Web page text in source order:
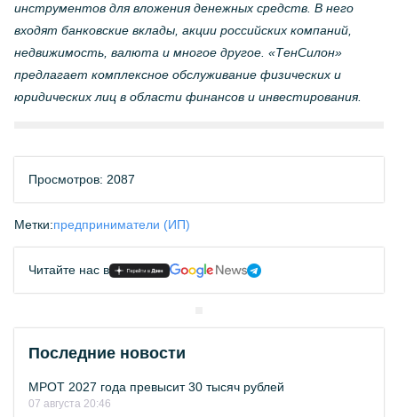
инструментов для вложения денежных средств. В него
входят банковские вклады, акции российских компаний,
недвижимость, валюта и многое другое. «ТенСилон»
предлагает комплексное обслуживание физических и
юридических лиц в области финансов и инвестирования.
Просмотров: 2087
Метки:предприниматели (ИП)
Читайте нас в
Последние новости
МРОТ 2027 года превысит 30 тысяч рублей
07 августа 20:46